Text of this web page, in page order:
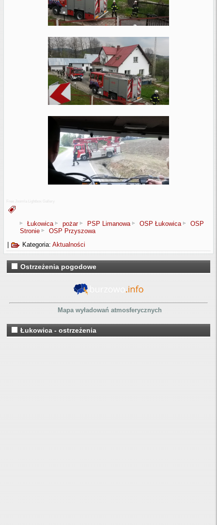
Free Joomla Lightbox Gallery
Łukowica pożar PSP Limanowa OSP Łukowica
OSP
Stronie
OSP Przyszowa
Kategoria:Aktualności
Ostrzeżenia pogodowe
Mapa wyładowań atmosferycznych
Łukowica - ostrzeżenia